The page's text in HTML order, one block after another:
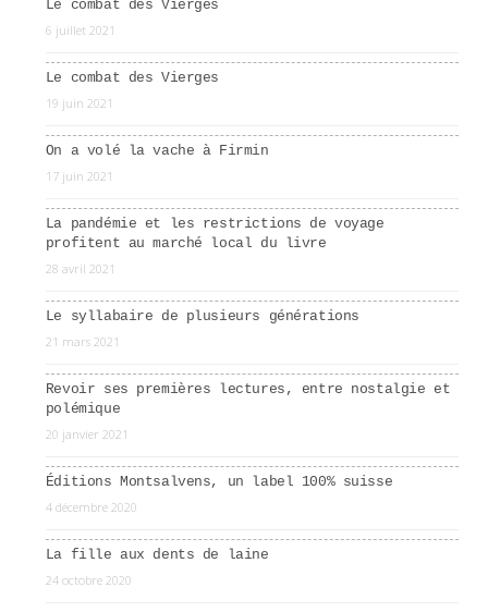
Le combat des Vierges
6 juillet 2021
Le combat des Vierges
19 juin 2021
On a volé la vache à Firmin
17 juin 2021
La pandémie et les restrictions de voyage
profitent au marché local du livre
28 avril 2021
Le syllabaire de plusieurs générations
21 mars 2021
Revoir ses premières lectures, entre nostalgie et
polémique
20 janvier 2021
Éditions Montsalvens, un label 100% suisse
4 décembre 2020
La fille aux dents de laine
24 octobre 2020